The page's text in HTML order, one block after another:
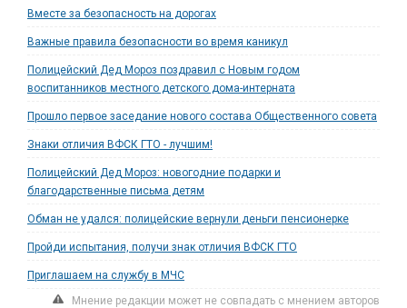
Вместе за безопасность на дорогах
Важные правила безопасности во время каникул
Полицейский Дед Мороз поздравил с Новым годом
воспитанников местного детского дома-интерната
Прошло первое заседание нового состава Общественного совета
Знаки отличия ВФСК ГТО - лучшим!
Полицейский Дед Мороз: новогодние подарки и
благодарственные письма детям
Обман не удался: полицейские вернули деньги пенсионерке
Пройди испытания, получи знак отличия ВФСК ГТО
Приглашаем на службу в МЧС
Мнение редакции может не совпадать с мнением авторов